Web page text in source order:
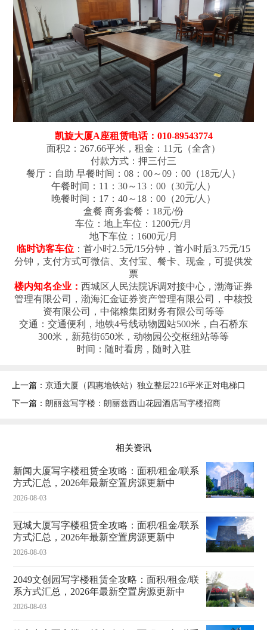
凯旋大厦A座租赁电话：010-89543774
面积2：267.66平米，租金：11元（全含）
付款方式：押三付三
餐厅：自助 早餐时间：08：00～09：00（18元/人）
午餐时间：11：30～13：00（30元/人）
晚餐时间：17：40～18：00（20元/人）
盒餐 商务套餐：18元/份
车位：地上车位：1200元/月
地下车位：1600元/月
临时访客车位 ：首小时2.5元/15分钟，首小时后3.75元/15
分钟，支付方式可微信、支付宝、餐卡、现金，可提供发
票
楼内知名企业： 西城区人民法院诉调对接中心，渤海证券
管理有限公司，渤海汇金证券资产管理有限公司，中核投
资有限公司，中储粮集团财务有限公司等等
交通：交通便利，地铁4号线动物园站500米，白石桥东
300米，新苑街650米，动物园公交枢纽站等等
时间：随时看房，随时入驻
上一篇： 京通大厦（四惠地铁站）独立整层2216平米正对电梯口
下一篇： 朗丽兹写字楼：朗丽兹西山花园酒店写字楼招商
相关资讯
新闻大厦写字楼租赁全攻略：面积/租金/联系
方式汇总，2026年最新空置房源更新中
2026-08-03
冠城大厦写字楼租赁全攻略：面积/租金/联系
方式汇总，2026年最新空置房源更新中
2026-08-03
2049文创园写字楼租赁全攻略：面积/租金/联
系方式汇总，2026年最新空置房源更新中
2026-08-03